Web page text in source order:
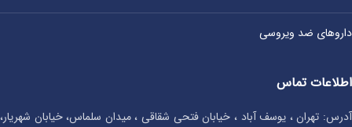
داروهای ضد ویروسی
اطلاعات تماس
آدرس: تهران ، یوسف آباد ، خیابان فتحی شقاقی ، میدان سلماس، خیابان شهریار،